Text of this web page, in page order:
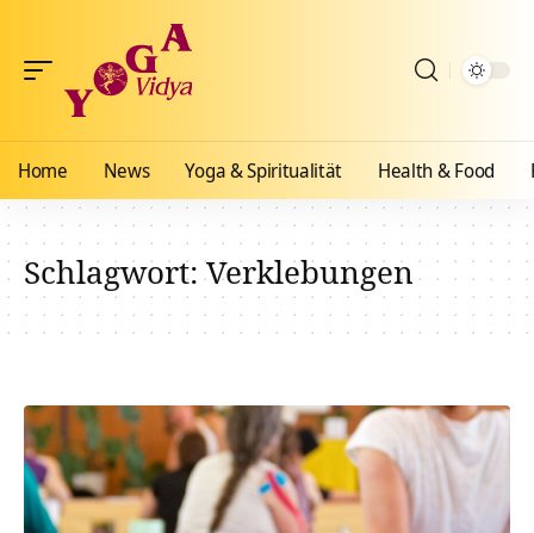
Home News Yoga & Spiritualität Health & Food
Schlagwort:Verklebungen